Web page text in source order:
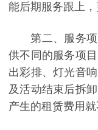
能后期服务跟上
第二、服务
供不同的服务项
出彩排、灯光音
及活动结束后拆
产生的租赁费用就